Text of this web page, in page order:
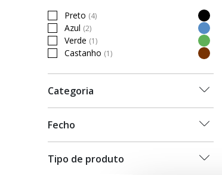
Preto (4)
Refine by Cor: Preto
Azul (2)
Refine by Cor: Azul
Verde (1)
Refine by Cor: Verde
Castanho (1)
Refine by Cor: Castanho
Categoria
Fecho
Tipo de produto